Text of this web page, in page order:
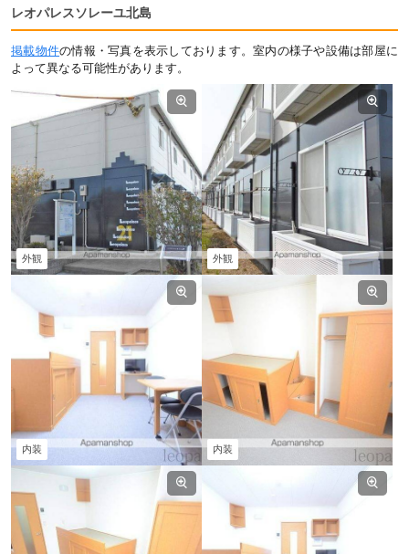
レオパレスソレーユ北島
掲載物件の情報・写真を表示しております。室内の様子や設備は部屋に
よって異なる可能性があります。
外観 外観
内装 内装